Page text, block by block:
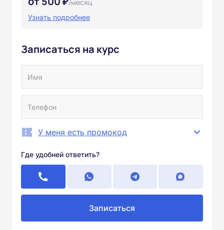
/месяц
Узнать подробнее
Записаться на курс
У меня есть промокод
Где удобней ответить?
Записаться